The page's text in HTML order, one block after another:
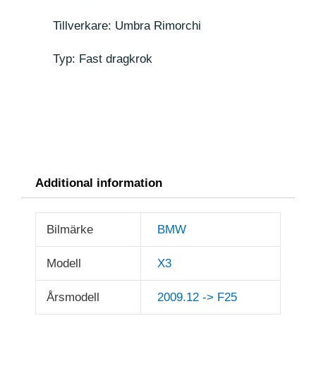
Tillverkare: Umbra Rimorchi
Typ: Fast dragkrok
Additional information
Bilmärke BMW
Modell X3
Årsmodell 2009.12 -> F25